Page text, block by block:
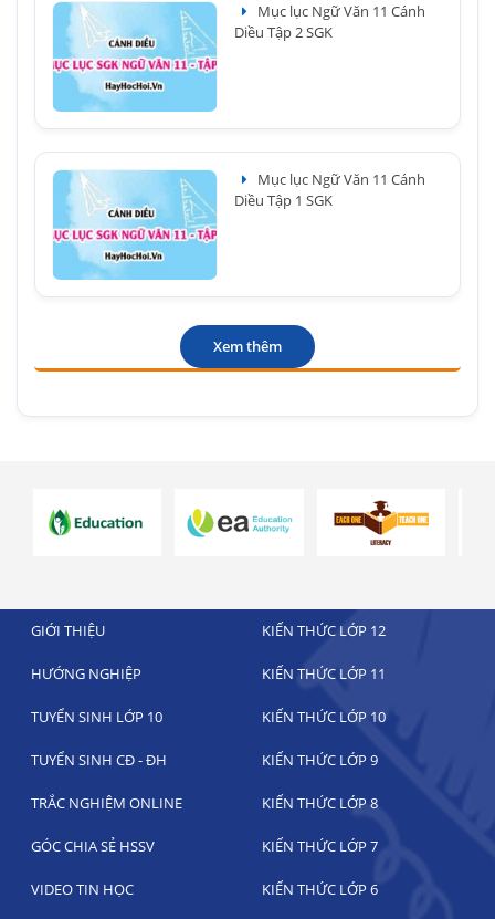
Mục lục Ngữ Văn 11 Cánh
Diều Tập 2 SGK
Mục lục Ngữ Văn 11 Cánh
Diều Tập 1 SGK
Xem thêm
GIỚI THIỆU KIẾN THỨC LỚP 12
HƯỚNG NGHIỆP KIẾN THỨC LỚP 11
TUYỂN SINH LỚP 10 KIẾN THỨC LỚP 10
TUYỂN SINH CĐ - ĐH KIẾN THỨC LỚP 9
TRẮC NGHIỆM ONLINE KIẾN THỨC LỚP 8
GÓC CHIA SẺ HSSV KIẾN THỨC LỚP 7
VIDEO TIN HỌC KIẾN THỨC LỚP 6